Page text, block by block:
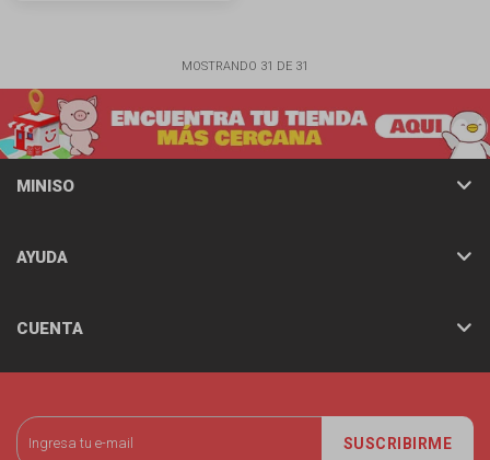
MOSTRANDO 31 DE 31
SUSCRIBIRME
MINISO
AYUDA
CUENTA